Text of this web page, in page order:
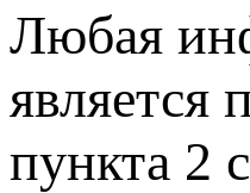
Любая
является
пункта 2